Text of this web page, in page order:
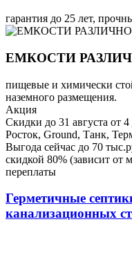
гарантия до 25 лет,
ЕМКОСТИ
пищевые и химически
наземного размещения.
Акция
Скидки до 31 августа
Росток, Ground, Танк,
Выгода сейчас до 70
скидкой 80% (зависит от
переплаты
Герметичные
канализационных